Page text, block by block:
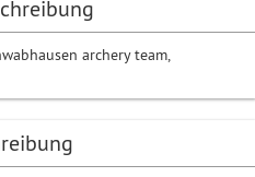
archery team,